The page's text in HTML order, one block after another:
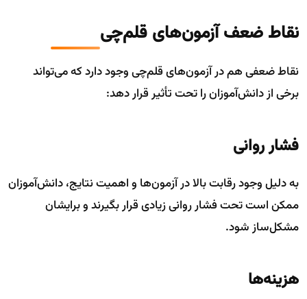
نقاط ضعف آزمون‌های قلم‌چی
نقاط ضعفی هم در آزمون‌های قلم‌چی وجود دارد که می‌تواند
برخی از دانش‌آموزان را تحت تأثیر قرار دهد:
فشار روانی
به دلیل وجود رقابت بالا در آزمون‌ها و اهمیت نتایج، دانش‌آموزان
ممکن است تحت فشار روانی زیادی قرار بگیرند و برایشان
مشکل‌ساز شود.
هزینه‌ها